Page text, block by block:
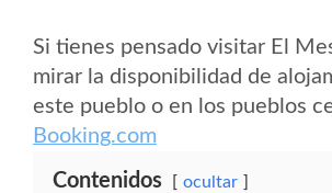
Si tienes pensado visitar El
mirar la disponibilidad de
este pueblo o en los pueblos
Booking.com
Contenidos ocultar